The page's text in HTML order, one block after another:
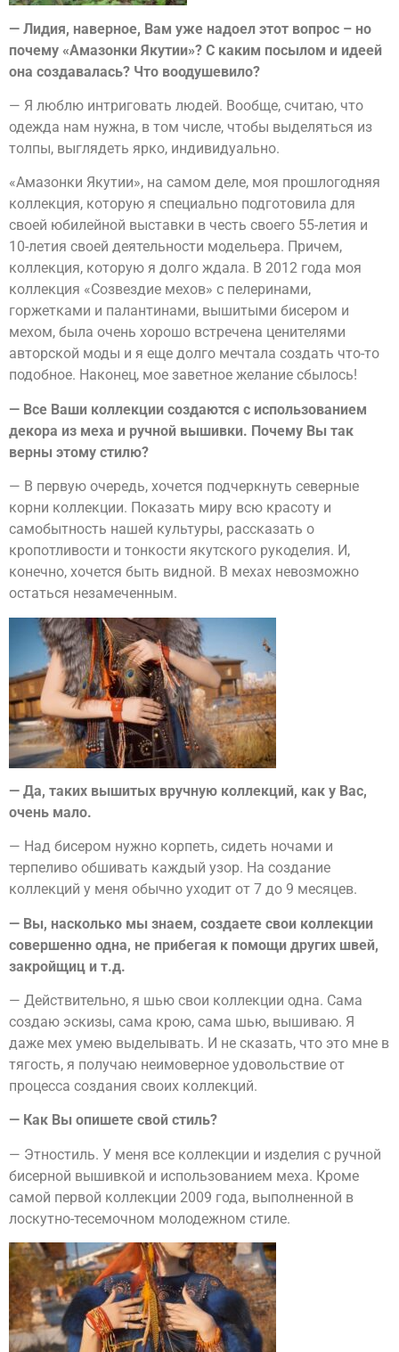
— Лидия, наверное, Вам уже надоел этот вопрос – но
почему «Амазонки Якутии»? С каким посылом и идеей
она создавалась? Что воодушевило?
— Я люблю интриговать людей. Вообще, считаю, что
одежда нам нужна, в том числе, чтобы выделяться из
толпы, выглядеть ярко, индивидуально.
«Амазонки Якутии», на самом деле, моя прошлогодняя
коллекция, которую я специально подготовила для
своей юбилейной выставки в честь своего 55-летия и
10-летия своей деятельности модельера. Причем,
коллекция, которую я долго ждала. В 2012 года моя
коллекция «Созвездие мехов» с пелеринами,
горжетками и палантинами, вышитыми бисером и
мехом, была очень хорошо встречена ценителями
авторской моды и я еще долго мечтала создать что-то
подобное. Наконец, мое заветное желание сбылось!
— Все Ваши коллекции создаются с использованием
декора из меха и ручной вышивки. Почему Вы так
верны этому стилю?
— В первую очередь, хочется подчеркнуть северные
корни коллекции. Показать миру всю красоту и
самобытность нашей культуры, рассказать о
кропотливости и тонкости якутского рукоделия. И,
конечно, хочется быть видной. В мехах невозможно
остаться незамеченным.
— Да, таких вышитых вручную коллекций, как у Вас,
очень мало.
— Над бисером нужно корпеть, сидеть ночами и
терпеливо обшивать каждый узор. На создание
коллекций у меня обычно уходит от 7 до 9 месяцев.
— Вы, насколько мы знаем, создаете свои коллекции
совершенно одна, не прибегая к помощи других швей,
закройщиц и т.д.
— Действительно, я шью свои коллекции одна. Сама
создаю эскизы, сама крою, сама шью, вышиваю. Я
даже мех умею выделывать. И не сказать, что это мне в
тягость, я получаю неимоверное удовольствие от
процесса создания своих коллекций.
— Как Вы опишете свой стиль?
— Этностиль. У меня все коллекции и изделия с ручной
бисерной вышивкой и использованием меха. Кроме
самой первой коллекции 2009 года, выполненной в
лоскутно-тесемочном молодежном стиле.